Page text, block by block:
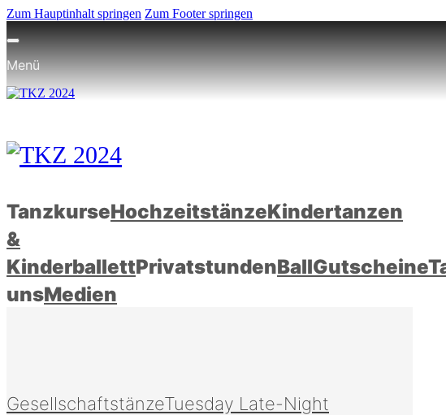
Zum Hauptinhalt springen Zum Footer springen
Menü
TanzkurseHochzeitstänzeKindertanzen
&
KinderballettPrivatstundenBallGutscheine
unsMedien
GesellschaftstänzeTuesday Late-Night